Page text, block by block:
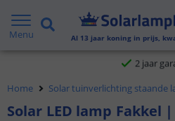
Menu Al 13 jaar koning in prijs,
Voor 23:45 uur
2 jaar
Gratis verzending
Home Solar tuinverlichting staande
Solar LED lamp